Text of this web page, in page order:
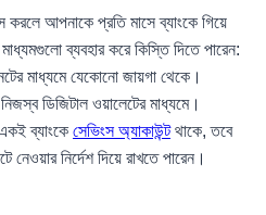
আপনাকে প্রতি মাসে ব্যাংকে গিয়ে
ব্যবহার করে কিস্তি দিতে পারেন:
মাধ্যমে যেকোনো জায়গা থেকে।
ডিজিটাল ওয়ালেটের মাধ্যমে।
ব্যাংকে সেভিংস অ্যাকাউন্টথাকে, তবে
নেওয়ার নির্দেশ দিয়ে রাখতে পারেন।